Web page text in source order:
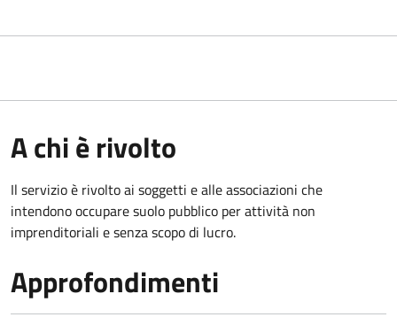
A chi è rivolto
Il servizio è rivolto ai soggetti e alle associazioni che
intendono occupare suolo pubblico per attività non
imprenditoriali e senza scopo di lucro.
Approfondimenti